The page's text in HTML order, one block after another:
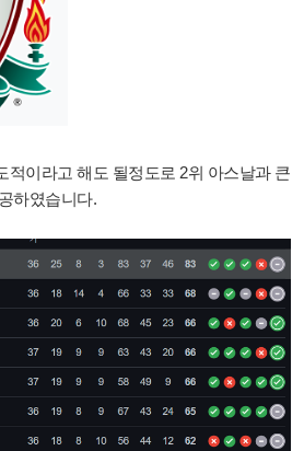
적이라고 해도 될정도로 2위 아스날과 큰
하였습니다.